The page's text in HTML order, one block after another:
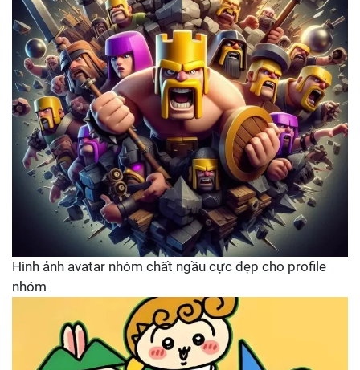
Hình ảnh avatar nhóm chất ngầu cực đẹp cho profile
nhóm